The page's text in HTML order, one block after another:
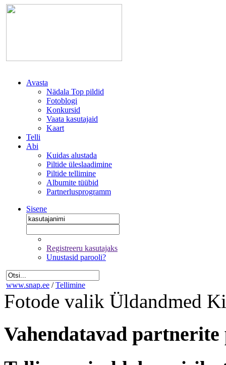
Avasta
Nädala Top pildid
Fotoblogi
Konkursid
Vaata kasutajaid
Kaart
Telli
Abi
Kuidas alustada
Piltide üleslaadimine
Piltide tellimine
Albumite tüübid
Partnerlusprogramm
Sisene
Registreeru kasutajaks
Unustasid parooli?
www.snap.ee / Tellimine
Fotode valik Üldandmed
Vahendatavad